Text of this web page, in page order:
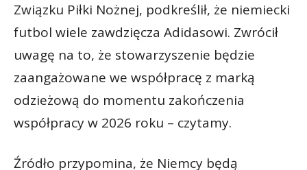
Związku Piłki Nożnej, podkreślił, że niemiecki
futbol wiele zawdzięcza Adidasowi. Zwrócił
uwagę na to, że stowarzyszenie będzie
zaangażowane we współpracę z marką
odzieżową do momentu zakończenia
współpracy w 2026 roku – czytamy.
Źródło przypomina, że Niemcy będą